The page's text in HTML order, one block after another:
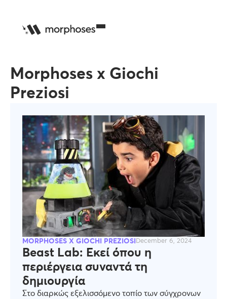
Morphoses x Giochi
Preziosi
MORPHOSES X GIOCHI PREZIOSI December 6, 2024
Beast Lab: Εκεί όπου η
περιέργεια συναντά τη
δημιουργία
Στο διαρκώς εξελισσόμενο τοπίο των σύγχρονων